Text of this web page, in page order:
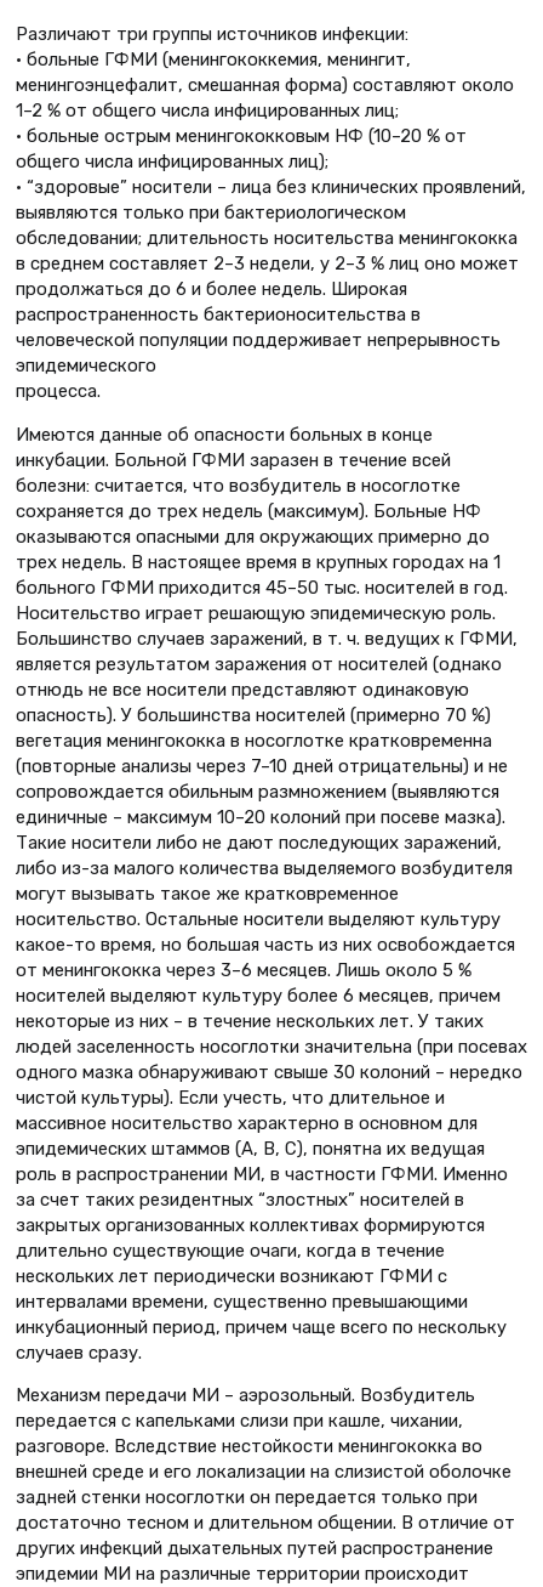
Различают три группы источников инфекции:
• больные ГФМИ (менингококкемия, менингит,
менингоэнцефалит, смешанная форма) составляют около
1–2 % от общего числа инфицированных лиц;
• больные острым менингококковым НФ (10–20 % от
общего числа инфицированных лиц);
• “здоровые” носители – лица без клинических проявлений,
выявляются только при бактериологическом
обследовании; длительность носительства менингококка
в среднем составляет 2–3 недели, у 2–3 % лиц оно может
продолжаться до 6 и более недель. Широкая
распространенность бактерионосительства в
человеческой популяции поддерживает непрерывность
эпидемического
процесса.
Имеются данные об опасности больных в конце
инкубации. Больной ГФМИ заразен в течение всей
болезни: считается, что возбудитель в носоглотке
сохраняется до трех недель (максимум). Больные НФ
оказываются опасными для окружающих примерно до
трех недель. В настоящее время в крупных городах на 1
больного ГФМИ приходится 45–50 тыс. носителей в год.
Носительство играет решающую эпидемическую роль.
Большинство случаев заражений, в т. ч. ведущих к ГФМИ,
является результатом заражения от носителей (однако
отнюдь не все носители представляют одинаковую
опасность). У большинства носителей (примерно 70 %)
вегетация менингококка в носоглотке кратковременна
(повторные анализы через 7–10 дней отрицательны) и не
сопровождается обильным размножением (выявляются
единичные – максимум 10–20 колоний при посеве мазка).
Такие носители либо не дают последующих заражений,
либо из-за малого количества выделяемого возбудителя
могут вызывать такое же кратковременное
носительство. Остальные носители выделяют культуру
какое-то время, но большая часть из них освобождается
от менингококка через 3–6 месяцев. Лишь около 5 %
носителей выделяют культуру более 6 месяцев, причем
некоторые из них – в течение нескольких лет. У таких
людей заселенность носоглотки значительна (при посевах
одного мазка обнаруживают свыше 30 колоний – нередко
чистой культуры). Если учесть, что длительное и
массивное носительство характерно в основном для
эпидемических штаммов (А, В, С), понятна их ведущая
роль в распространении МИ, в частности ГФМИ. Именно
за счет таких резидентных “злостных” носителей в
закрытых организованных коллективах формируются
длительно существующие очаги, когда в течение
нескольких лет периодически возникают ГФМИ с
интервалами времени, существенно превышающими
инкубационный период, причем чаще всего по нескольку
случаев сразу.
Механизм передачи МИ – аэрозольный. Возбудитель
передается с капельками слизи при кашле, чихании,
разговоре. Вследствие нестойкости менингококка во
внешней среде и его локализации на слизистой оболочке
задней стенки носоглотки он передается только при
достаточно тесном и длительном общении. В отличие от
других инфекций дыхательных путей распространение
эпидемии МИ на различные территории происходит